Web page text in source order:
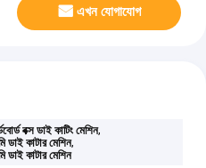
এখন যোগাযোগ
বক্স ডাই কাটিং মেশিন,
ডাই কাটার মেশিন,
ডাই কাটার মেশিন